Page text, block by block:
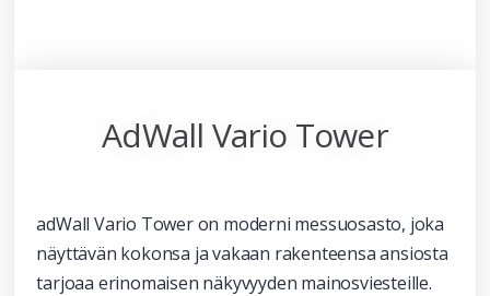
AdWall Vario Tower
adWall Vario Tower on moderni messuosasto, joka
näyttävän kokonsa ja vakaan rakenteensa ansiosta
tarjoaa erinomaisen näkyvyyden mainosviesteille.